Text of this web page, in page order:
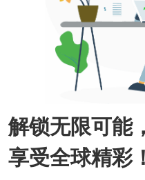
解锁无限可能，
享受全球精彩！